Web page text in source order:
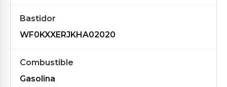
Bastidor
WF0KXXERJKHA02020
Combustible
Gasolina